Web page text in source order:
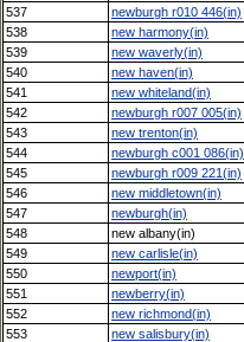
537
newburgh r010 446(in)
538
new harmony(in)
539
new waverly(in)
540
new haven(in)
541
new whiteland(in)
542
newburgh r007 005(in)
543
new trenton(in)
544
newburgh c001 086(in)
545
newburgh r009 221(in)
546
new middletown(in)
547
newburgh(in)
548
new albany(in)
549
new carlisle(in)
550
newport(in)
551
newberry(in)
552
new richmond(in)
553
new salisbury(in)